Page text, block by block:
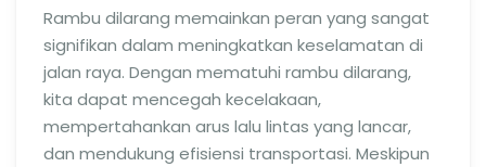
Rambu dilarang memainkan peran yang sangat
signifikan dalam meningkatkan keselamatan di
jalan raya. Dengan mematuhi rambu dilarang,
kita dapat mencegah kecelakaan,
mempertahankan arus lalu lintas yang lancar,
dan mendukung efisiensi transportasi. Meskipun